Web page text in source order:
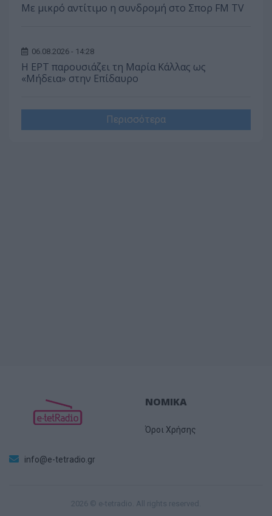
Με μικρό αντίτιμο η συνδρομή στο Σπορ FM TV
06.08.2026 - 14:28
Η ΕΡΤ παρουσιάζει τη Μαρία Κάλλας ως
«Μήδεια» στην Επίδαυρο
Περισσότερα
info@e-tetradio.gr
ΝΟΜΙΚΑ
Όροι Χρήσης
2026 © e-tetradio. All rights reserved.